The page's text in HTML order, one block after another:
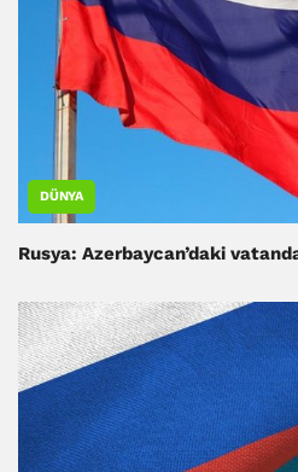
DÜNYA
Rusya: Azerbaycan’daki